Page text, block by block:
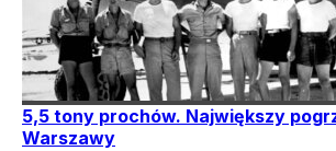
5,5 tony prochów. Największy
Warszawy